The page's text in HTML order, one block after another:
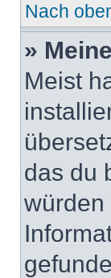
Nach
»
Meist
das du
würden